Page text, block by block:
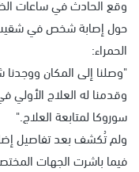
حول إصابة شخص في شقيب
الحمراء:
"وصلنا إلى المكان
وقدمنا له العلاج
سوروكا لمتابعة العلاج."
ولم تُكشف بعد تفاصيل
فيما باشرت الجهات